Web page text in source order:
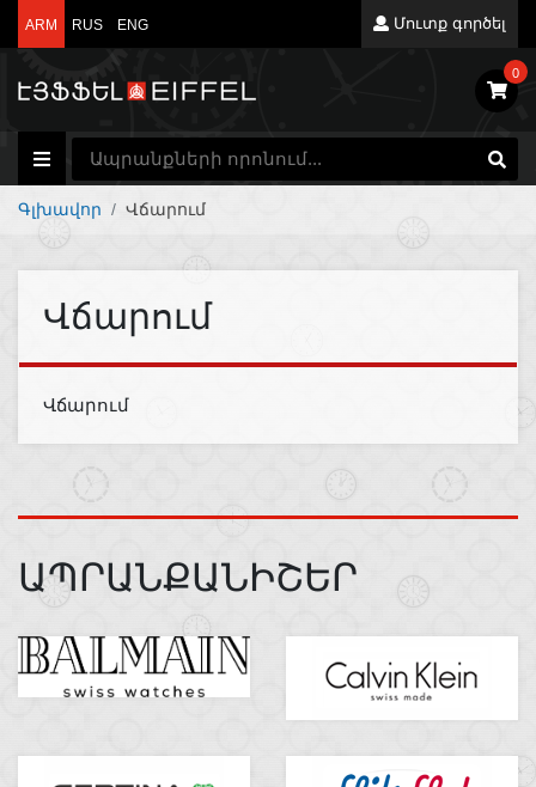
ARM RUS ENG Մուտք գործել
0
Գլխավոր Վճարում
Վճարում
Վճարում
ԱՊՐԱՆՔԱՆԻՇԵՐ